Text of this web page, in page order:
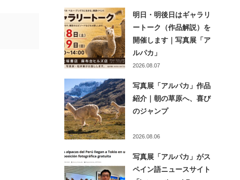
明日・明後日はギャラリ
ートーク（作品解説）を
開催します｜写真展「ア
ルパカ」
2026.08.07
写真展「アルパカ」作品
紹介｜朝の草原へ、喜び
のジャンプ
2026.08.06
写真展「アルパカ」がス
ペイン語ニュースサイト